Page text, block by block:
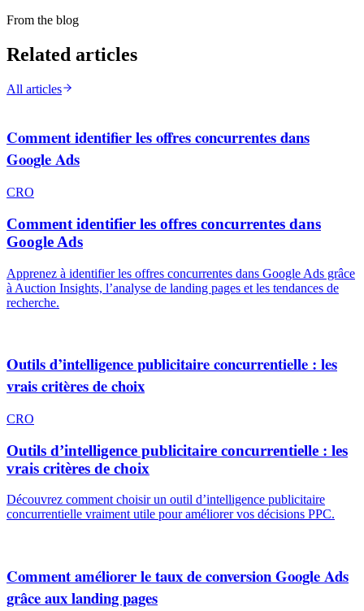
From the blog
Related articles
All articles
Comment identifier les offres concurrentes dans
Google Ads
CRO
Comment identifier les offres concurrentes dans
Google Ads
Apprenez à identifier les offres concurrentes dans Google Ads grâce
à Auction Insights, l’analyse de landing pages et les tendances de
recherche.
Outils d’intelligence publicitaire concurrentielle : les
vrais critères de choix
CRO
Outils d’intelligence publicitaire concurrentielle : les
vrais critères de choix
Découvrez comment choisir un outil d’intelligence publicitaire
concurrentielle vraiment utile pour améliorer vos décisions PPC.
Comment améliorer le taux de conversion Google Ads
grâce aux landing pages